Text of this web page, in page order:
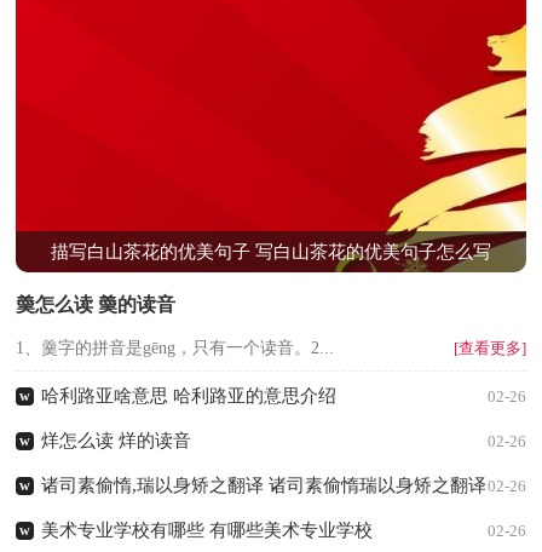
描写白山茶花的优美句子 写白山茶花的优美句子怎么写
羮怎么读 羮的读音
1、羹字的拼音是gēng，只有一个读音。2... [查看更多]
w 哈利路亚啥意思 哈利路亚的意思介绍 02-26
w 烊怎么读 烊的读音 02-26
w 诸司素偷惰,瑞以身矫之翻译 诸司素偷惰瑞以身矫之翻译02-26
w 美术专业学校有哪些 有哪些美术专业学校 02-26